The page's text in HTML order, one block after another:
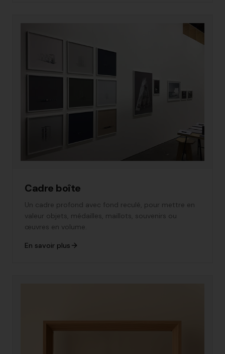
Cadre boîte
Un cadre profond avec fond reculé, pour mettre en
valeur objets, médailles, maillots, souvenirs ou
œuvres en volume.
En savoir plus